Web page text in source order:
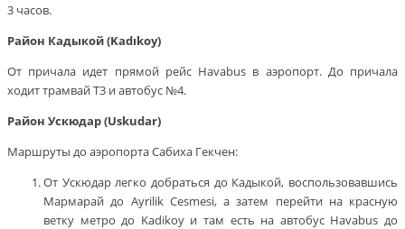
3 часов.
Район Кадыкой (Kadıkoy)
От причала идет прямой рейс Havabus в аэропорт. До причала
ходит трамвай Т3 и автобус №4.
Район Ускюдар (Uskudar)
Маршруты до аэропорта Сабиха Гекчен:
От Ускюдар легко добраться до Кадыкой, воспользовавшись
Мармарай до Ayrilik Cesmesi, а затем перейти на красную
ветку метро до Kadikoy и там есть на автобус Havabus до